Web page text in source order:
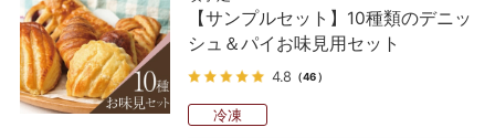
【サンプルセット】10種類のデニッ
シュ＆パイお味見用セット
4.8 （46）
冷凍